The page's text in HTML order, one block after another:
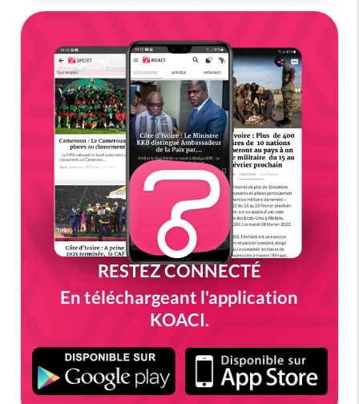
RESTEZ CONNECTÉ
En téléchargeant l'application
KOACI.